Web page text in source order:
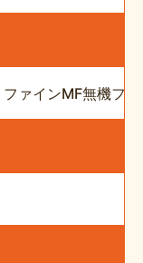
ァインMF無機フ